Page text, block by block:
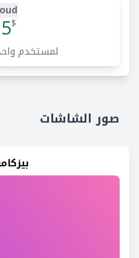
$
لمستخدم
صور الشاشات